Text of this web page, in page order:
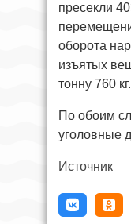
пресекли
оборота
изъятых
тонну 760 кг.
По обоим
уголовные
Источник